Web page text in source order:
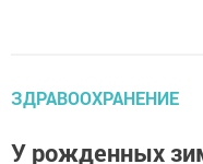
ЗДРАВООХРАНЕНИЕ
У рожденных